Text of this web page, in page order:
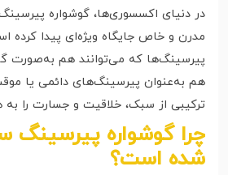
در دنیای اکسسوری‌ها، گوشواره
مدرن و خاص جایگاه ویژه‌ای پیدا کرده
پیرسینگ‌ها که می‌توانند هم به‌صورت
هم به‌عنوان پیرسینگ‌های دائمی یا
ترکیبی از سبک، خلاقیت و جسارت را به
چرا گوشواره پیرسینگ
شده است؟